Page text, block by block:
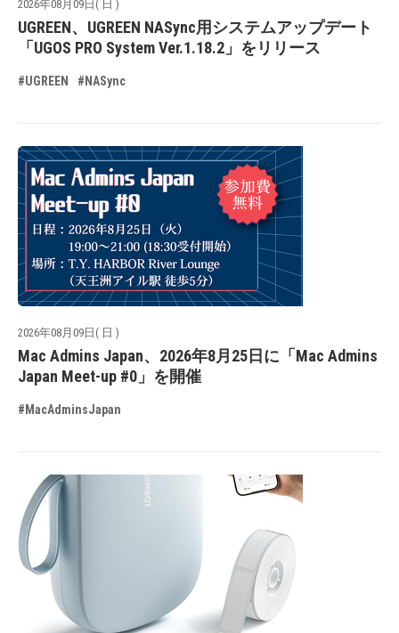
2026年08月09日( 日 )
UGREEN、UGREEN NASync用システムアップデート
「UGOS PRO System Ver.1.18.2」をリリース
#UGREEN #NASync
2026年08月09日( 日 )
Mac Admins Japan、2026年8月25日に「Mac Admins
Japan Meet-up #0」を開催
#MacAdminsJapan